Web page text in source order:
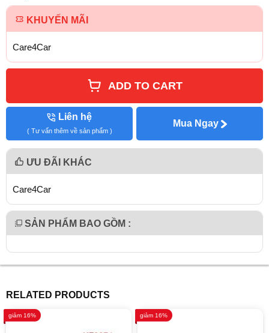
KHUYẾN MÃI
Care4Car
ADD TO CART
Liên hệ
( Tư vấn thêm về sản phẩm )
Mua Ngay
ƯU ĐÃI KHÁC
Care4Car
SẢN PHẨM BAO GỒM :
RELATED PRODUCTS
giảm 16% giảm 16%